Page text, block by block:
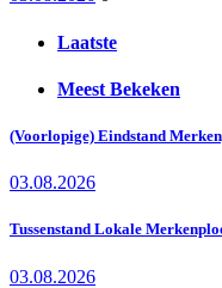
Laatste
Meest Bekeken
(Voorlopige) Eindstand
03.08.2026
Tussenstand Lokale
03.08.2026